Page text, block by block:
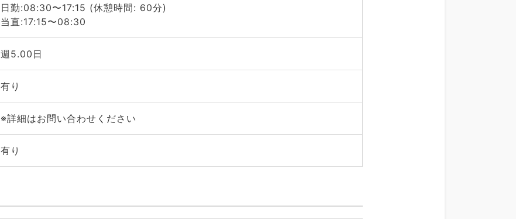
日勤:08:30〜17:15 (休憩時間: 60分)
当直:17:15〜08:30
週5.00日
有り
※詳細はお問い合わせください
有り